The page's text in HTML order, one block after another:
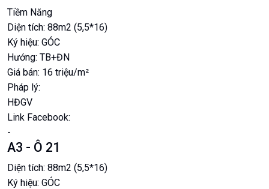
Tiềm Năng
Diện tích: 88m2 (5,5*16)
Ký hiệu: GÓC
Hướng: TB+ĐN
Giá bán: 16 triệu/m²
Pháp lý:
HĐGV
Link Facebook:
-
A3 - Ô 21
Diện tích: 88m2 (5,5*16)
Ký hiệu: GÓC